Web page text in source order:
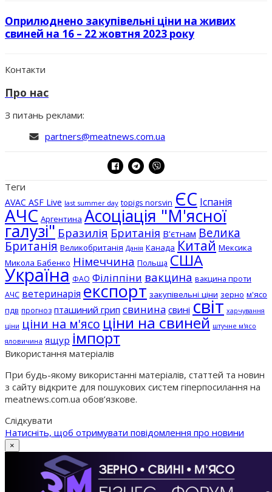
Оприлюднено закупівельні ціни на живих
свиней на 16 – 22 жовтня 2023 року
Контакти
Про нас
З питань реклами:
partners@meatnews.com.ua
Теги
AVAC ASF Live last summer day topigs norsvin ЄС Іспанія
АЧС Аргентина Асоціація "М'ясної
галузі" Бразилія Британія В'єтнам Велика
Британія Великобританія Данія Канада Китай Мексика
Микола Бабенко Німеччина Польща США
Україна ФАО Філіппіни вакцина вакцина проти
АЧС ветеринарія експорт закупівельні ціни зерно м'ясо
пдв прогноз пташиний грип свинина свині світ харчування
ціни ціни на м'ясо ціни на свиней штучне м'ясо
яловичина ящур імпорт
Використання матеріалів
При будь-якому використанні матеріалів, статтей та новин
з сайту відкрите для пошукових систем гіперпосилання на
meatnews.com.ua обов’язкове.
Слідкувати
Натисніть, щоб отримувати повідомлення про новини
×